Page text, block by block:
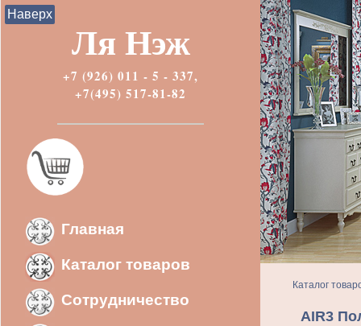
Ля Нэж
+7 (926) 011 - 5 - 337,
+7(495) 517-81-82
Главная
Каталог товаров
Сотрудничество
Каталог
AIR3
Наверх